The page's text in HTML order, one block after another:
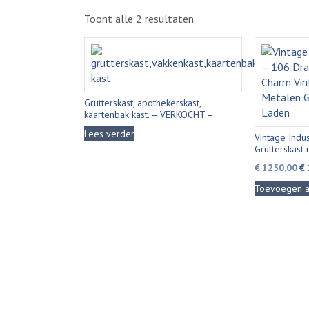
Toont alle 2 resultaten
Grutterskast, apothekerskast,
kaartenbak kast. – VERKOCHT –
Lees verder
Vintage
Grutterskast
€1250,00€
Toevoegen